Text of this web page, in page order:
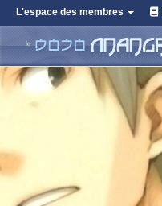
L'espace des membres